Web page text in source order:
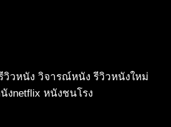
วิวหนัง วิจารณ์หนัง รีวิวหนังใหม่
งnetflix หนังชนโรง